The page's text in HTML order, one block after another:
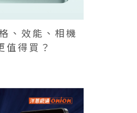
、效能、相機
得買？